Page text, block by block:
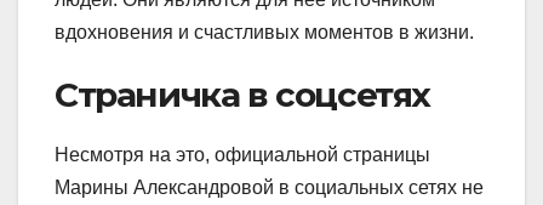
вдохновения и счастливых моментов в жизни.
Страничка в соцсетях
Несмотря на это, официальной страницы
Марины Александровой в социальных сетях не